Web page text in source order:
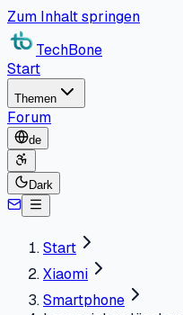
Zum Inhalt springen
TechBone
Start
Themen
Forum
de
Dark
Start
Xiaomi
Smartphone